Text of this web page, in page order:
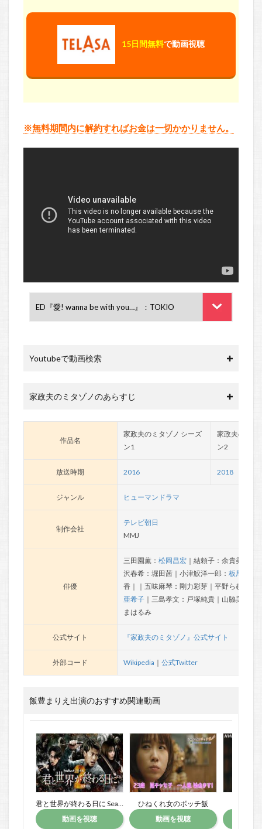
15日間無料で動画視聴
※無料期間内に解約すればお金は一切かかりません。
Youtubeで動画検索
家政夫のミタゾノのあらすじ
作品名
家政夫のミタゾノ シーズ
ン1
家政夫のミタ
ン2
放送時期 2016 2018
ジャンル ヒューマンドラマ
制作会社
テレビ朝日
MMJ
俳優
三田園薫： 松岡昌宏｜結頼子：余貴美子｜
沢春希：堀田茜｜小津鮫洋一郎： 板尾創路
香｜｜五味麻琴：剛力彩芽｜平野らむ：椿
亜希子｜三島孝文：戸塚純貴｜山脇美子：
まはるみ
公式サイト 『家政夫のミタゾノ』公式サイト
外部コード Wikipedia ｜ 公式Twitter
飯豊まりえ出演のおすすめ関連動画
君と世界が終わる日に Season1
動画を視聴
ひねくれ女のボッチ飯
動画を視聴